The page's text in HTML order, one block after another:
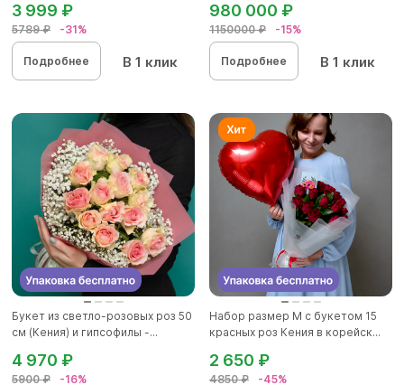
5789 ₽ -31%
3 999 ₽
Подробнее В 1 клик
1150000 ₽ -15%
980 000 ₽
Подробнее В 1 клик
Букет из светло-розовых роз 50
см (Кения) и гипсофилы -...
5900 ₽ -16%
4 970 ₽
Набор размер M с букетом 15
красных роз Кения в корейск...
4850 ₽ -45%
2 650 ₽